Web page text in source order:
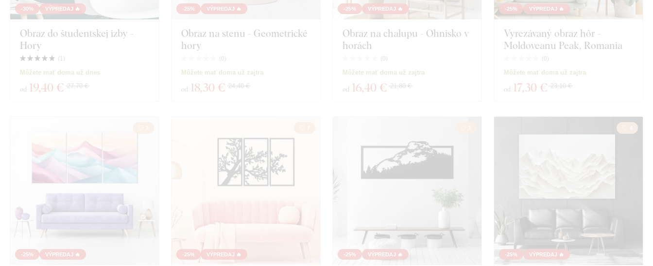
-30% VÝPREDAJ 🔥
Obraz do študentskej izby -
Hory
(1)
Môžete mať doma už dnes
od 19,40 € 27,70 €
-25% VÝPREDAJ 🔥
Obraz na stenu - Geometrické
hory
( 0)
Môžete mať doma už zajtra
od 18,30 € 24,40 €
-25% VÝPREDAJ 🔥
Obraz na chalupu - Ohnisko v
horách
( 0)
Môžete mať doma už zajtra
od 16,40 € 21,80 €
-25% VÝPREDAJ 🔥
Vyrezávaný obraz hôr -
Moldoveanu Peak, Romania
( 0)
Môžete mať doma už zajtra
od 17,30 € 23,10 €
-25% VÝPREDAJ 🔥 -25% VÝPREDAJ 🔥 -25% VÝPREDAJ 🔥 -25% VÝPREDAJ 🔥